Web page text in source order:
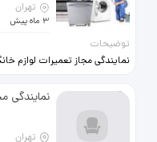
09101459274
https://www.tamirpersian.com
تهران
3 ماه پیش
توضیحات
نمایندگی مجاز تعمیرات لوازم
تعمیر انواع اجاق گاز لباسشویی
ظرفشویی ماکروفر فر برقی با
متخصصین کارآزموده در محل
نمایندگی
تهران